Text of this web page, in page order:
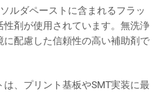
ルダペーストに含まれるフラッ
剤が使用されています。無洗浄
配慮した信頼性の高い補助剤で
、プリント基板やSMT実装に最